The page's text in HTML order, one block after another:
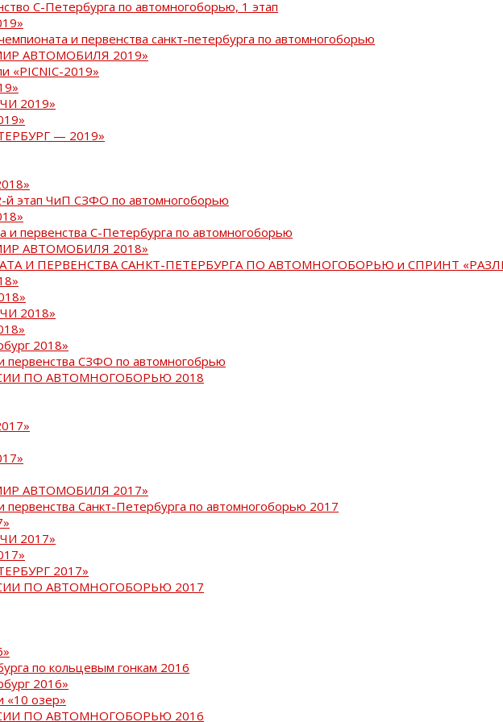
С-Петербурга по автомногоборью, 1 этап
и первенства санкт-петербурга по автомногоборью
АВТОМОБИЛЯ 2019»
«PICNIC-2019»
2019»
— 2019»
й этап ЧиП СЗФО по автомногоборью
и первенства С-Петербурга по автомногоборью
АВТОМОБИЛЯ 2018»
И ПЕРВЕНСТВА САНКТ-ПЕТЕРБУРГА ПО АВТОМНОГОБОРЬЮ и СПРИНТ
2018»
2018»
первенства СЗФО по автомногобрью
ПО АВТОМНОГОБОРЬЮ 2018
АВТОМОБИЛЯ 2017»
первенства Санкт-Петербурга по автомногоборью 2017
2017»
2017»
ПО АВТОМНОГОБОРЬЮ 2017
по кольцевым гонкам 2016
2016»
«10 озер»
ПО АВТОМНОГОБОРЬЮ 2016